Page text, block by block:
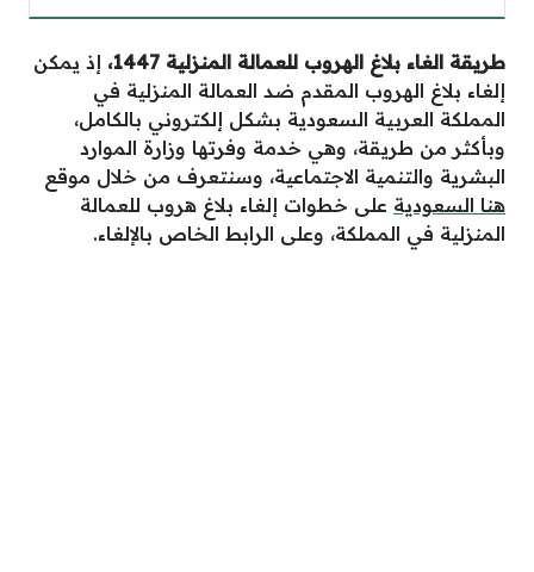
طريقة الغاء بلاغ الهروب للعمالة المنزلية 1447 ، إذ يمكن
إلغاء بلاغ الهروب المقدم ضد العمالة المنزلية في
المملكة العربية السعودية بشكل إلكتروني بالكامل،
وبأكثر من طريقة، وهي خدمة وفرتها وزارة الموارد
البشرية والتنمية الاجتماعية، وسنتعرف من خلال موقع
هنا السعودية على خطوات إلغاء بلاغ هروب للعمالة
المنزلية في المملكة، وعلى الرابط الخاص بالإلغاء.